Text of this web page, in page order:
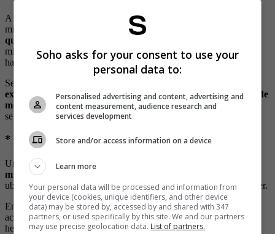
A finales de febrero de 2022 el país se vistió de luto por tragedia
minera que se presentó en el municipio de Tasco, Boyacá, donde
quedaron atrapados al menos 12 mineros
mina de carbón La Chapa, en la vereda Hormezaque, que sucedió
hacia las 5 de la tarde del 26 de este mes.
Según información de la Agencia Nacional de Minería (ANM),
explosión, que fue subterránea, la ocasionó una acumulación de
metano y, posiblemente, polvo de carbónen el que quedaron
sepultados los cuerpos de los trabajadores.
* Sardinata, Norte de Santander
Un jueves 27 de enero de 2011
minerosque se encontraban trabajando en la mina ‘La preciosa’,
ubicada en San Roque, zona rural de Sardinata, Norte de Santander.
En esta zona se registró una explosión provocada por la
acumulación de gas metano que también dejó otras seis personas
heridas.
Soho asks for your consent to use your
personal data to:
Personalised advertising and content, advertising and
content measurement, audience research and
services development
Store and/or access information on a device
Learn more
Your personal data will be processed and information from
your device (cookies, unique identifiers, and other device
data) may be stored by, accessed by and shared with 347
partners, or used specifically by this site. We and our partners
may use precise geolocation data. List of partners.